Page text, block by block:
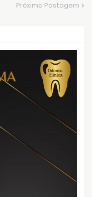
Próxima Postagem